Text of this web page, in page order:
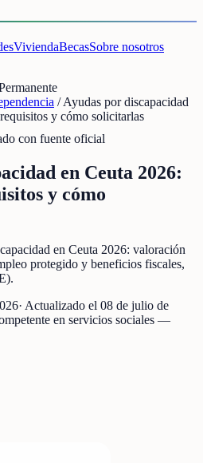
ViviendaBecasSobre nosotros
/Ayudas por discapacidad
y cómo solicitarlas
con fuente oficial
en Ceuta 2026:
y cómo
en Ceuta 2026: valoración
protegido y beneficios fiscales,
· Actualizado el 08 de julio de
en servicios sociales —